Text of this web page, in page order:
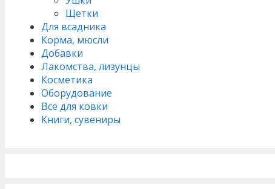
Щетки
Для всадника
Корма, мюсли
Добавки
Лакомства, лизунцы
Косметика
Оборудование
Все для ковки
Книги, сувениры